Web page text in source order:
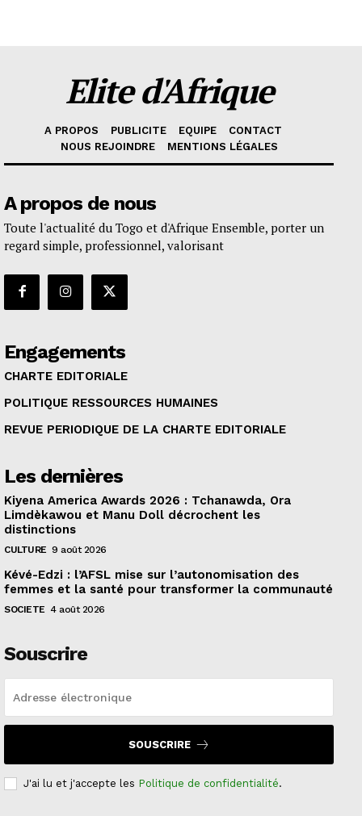
Elite d'Afrique
A PROPOS PUBLICITE EQUIPE
CONTACT
NOUS REJOINDRE
MENTIONS LÉGALES
A propos de nous
Toute l'actualité du Togo et d'Afrique Ensemble, porter un
regard simple, professionnel, valorisant
Engagements
CHARTE EDITORIALE
POLITIQUE RESSOURCES HUMAINES
REVUE PERIODIQUE DE LA CHARTE EDITORIALE
Les dernières
Kiyena America Awards 2026 : Tchanawda, Ora
Limdèkawou et Manu Doll décrochent les
distinctions
CULTURE 9 août 2026
Kévé-Edzi : l’AFSL mise sur l’autonomisation des
femmes et la santé pour transformer la communauté
SOCIETE 4 août 2026
Souscrire
SOUSCRIRE
J'ai lu et j'accepte les Politique de confidentialité.